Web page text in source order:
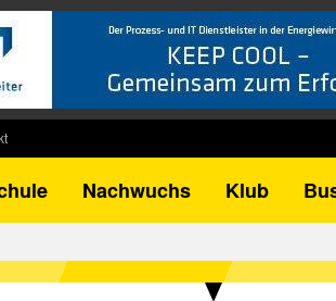
Nachwuchs Klub